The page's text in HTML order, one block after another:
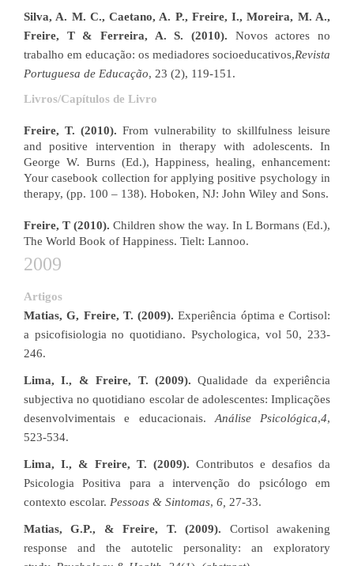
Silva, A. M. C., Caetano, A. P., Freire, I., Moreira, M. A.,
Freire, T & Ferreira, A. S. (2010). Novos actores no
trabalho em educação: os mediadores socioeducativos,Revista
Portuguesa de Educação, 23 (2), 119-151.
Livros/Capítulos de Livro
Freire, T. (2010). From vulnerability to skillfulness leisure
and positive intervention in therapy with adolescents. In
George W. Burns (Ed.), Happiness, healing, enhancement:
Your casebook collection for applying positive psychology in
therapy, (pp. 100 – 138). Hoboken, NJ: John Wiley and Sons.
Freire, T (2010). Children show the way. In L Bormans (Ed.),
The World Book of Happiness. Tielt: Lannoo.
2009
Artigos
Matias, G, Freire, T. (2009). Experiência óptima e Cortisol:
a psicofisiologia no quotidiano. Psychologica, vol 50, 233-
246.
Lima, I., & Freire, T. (2009).Qualidade da experiência
subjectiva no quotidiano escolar de adolescentes: Implicações
desenvolvimentais e educacionais. Análise Psicológica,4,
523-534.
Lima, I., & Freire, T. (2009). Contributos e desafios da
Psicologia Positiva para a intervenção do psicólogo em
contexto escolar. Pessoas & Sintomas, 6, 27-33.
Matias, G.P., & Freire, T. (2009). Cortisol awakening
response and the autotelic personality: an exploratory